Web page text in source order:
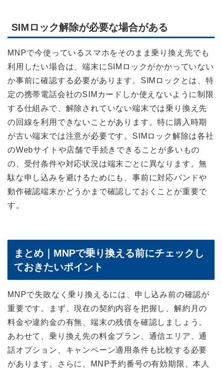
SIMロック解除が必要な場合がある
MNPで今使っているスマホをそのまま乗り換え先でも
利用したい場合は、端末にSIMロックがかかっていない
か事前に確認する必要があります。SIMロックとは、特
定の携帯電話会社のSIMカードしか使えないように制限
する仕組みで、解除されていない端末では乗り換え先
の回線を利用できないことがあります。特に購入時期
が古い端末では注意が必要です。SIMロック解除は各社
のWebサイトや店舗で手続きできることが多いもの
の、受付条件や対応状況は端末ごとに異なります。無
駄な申し込みを避けるためにも、事前に対応バンドや
動作確認端末かどうかまで確認しておくことが重要で
す。
まとめ｜MNPで乗り換える前にチェックし
ておきたいポイント
MNPで失敗なく乗り換えるには、申し込み前の確認が
重要です。まず、現在の契約内容を把握し、解約月の
料金や違約金の有無、端末の残債を確認しましょう。
あわせて、乗り換え先の料金プラン、通信エリア、通
話オプション、キャンペーン適用条件も比較する必要
があります。さらに、MNP予約番号の有効期限、本人